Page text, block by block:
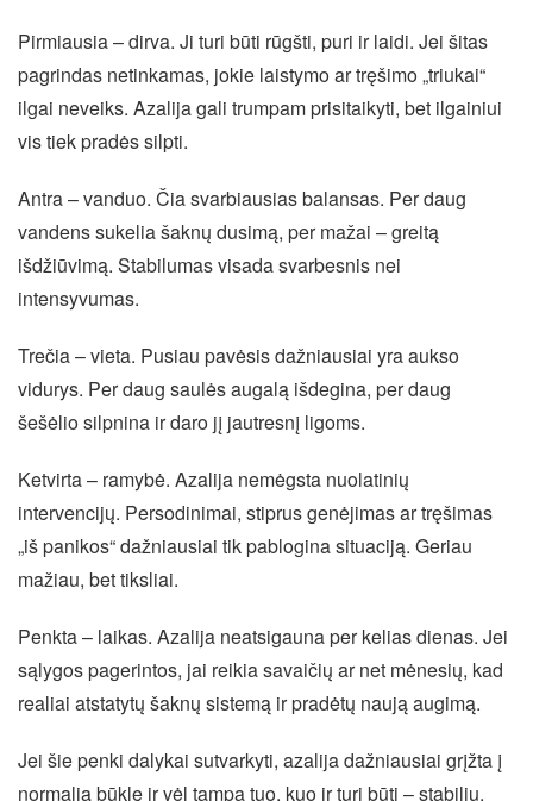
Pirmiausia – dirva. Ji turi būti rūgšti, puri ir laidi. Jei šitas
pagrindas netinkamas, jokie laistymo ar tręšimo „triukai“
ilgai neveiks. Azalija gali trumpam prisitaikyti, bet ilgainiui
vis tiek pradės silpti.
Antra – vanduo. Čia svarbiausias balansas. Per daug
vandens sukelia šaknų dusimą, per mažai – greitą
išdžiūvimą. Stabilumas visada svarbesnis nei
intensyvumas.
Trečia – vieta. Pusiau pavėsis dažniausiai yra aukso
vidurys. Per daug saulės augalą išdegina, per daug
šešėlio silpnina ir daro jį jautresnį ligoms.
Ketvirta – ramybė. Azalija nemėgsta nuolatinių
intervencijų. Persodinimai, stiprus genėjimas ar tręšimas
„iš panikos“ dažniausiai tik pablogina situaciją. Geriau
mažiau, bet tiksliai.
Penkta – laikas. Azalija neatsigauna per kelias dienas. Jei
sąlygos pagerintos, jai reikia savaičių ar net mėnesių, kad
realiai atstatytų šaknų sistemą ir pradėtų naują augimą.
Jei šie penki dalykai sutvarkyti, azalija dažniausiai grįžta į
normalią būklę ir vėl tampa tuo, kuo ir turi būti – stabiliu,